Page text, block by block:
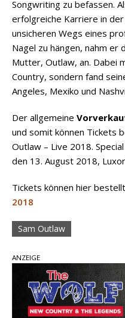
Songwriting zu befassen.
erfolgreiche Karriere in
unsicheren Wegs eines
Nagel zu hängen, nahm er
Mutter, Outlaw, an. Dabei
Country, sondern fand
Angeles, Mexiko und
Der allgemeine
und somit können Tickets
Outlaw – Live 2018.
den 13. August 2018,
Tickets können hier
2018
Sam Outlaw
ANZEIGE